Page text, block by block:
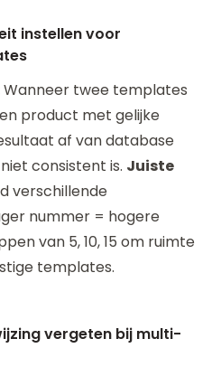
instellen voor
Wanneer twee templates
product met gelijke
af van database
consistent is. Juiste
verschillende
nummer = hogere
van 5, 10, 15 om ruimte
templates.
vergeten bij multi-